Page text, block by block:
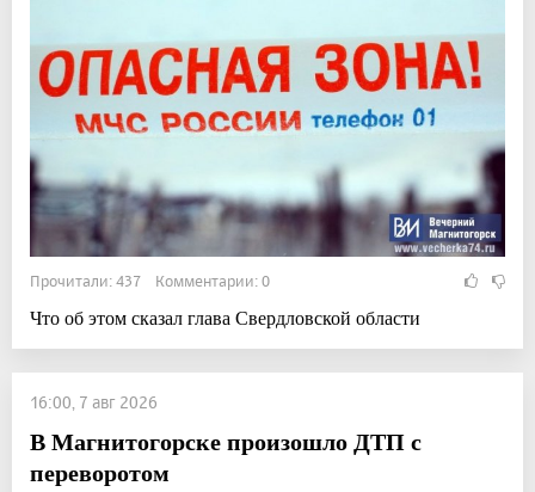
Прочитали: 437 Комментарии: 0
Что об этом сказал глава Свердловской области
16:00, 7 авг 2026
В Магнитогорске произошло ДТП с
переворотом